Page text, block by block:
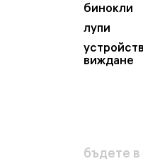
бинокли
лупи
виждане
бъдете в